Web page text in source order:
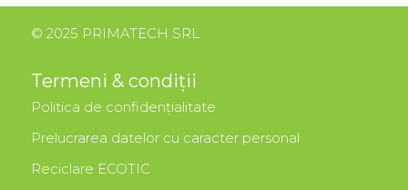
© 2025 PRIMATECH SRL
Termeni & condiții
Politica de confidențialitate
Prelucrarea datelor cu caracter personal
Reciclare ECOTIC